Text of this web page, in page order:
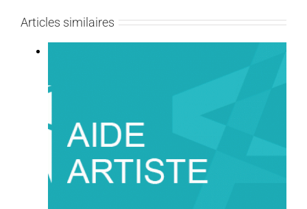
Articles similaires